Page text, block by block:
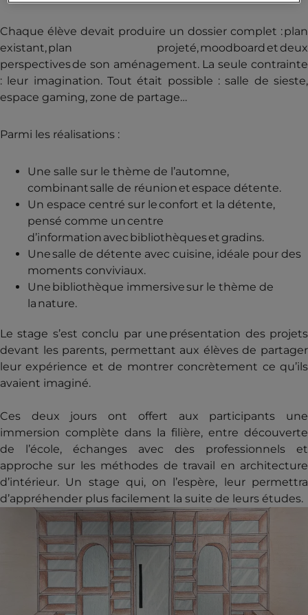
Chaque élève devait produire un dossier complet : plan
existant, plan projeté, moodboard et deux
perspectives de son aménagement. La seule contrainte
: leur imagination. Tout était possible : salle de sieste,
espace gaming, zone de partage…
Parmi les réalisations :
Une salle sur le thème de l’automne,
combinant salle de réunion et espace détente.
Un espace centré sur le confort et la détente,
pensé comme un centre
d’information avec bibliothèques et gradins.
Une salle de détente avec cuisine, idéale pour des
moments conviviaux.
Une bibliothèque immersive sur le thème de
la nature.
Le stage s’est conclu par une présentation des projets
devant les parents, permettant aux élèves de partager
leur expérience et de montrer concrètement ce qu’ils
avaient imaginé.
Ces deux jours ont offert aux participants une
immersion complète dans la filière, entre découverte
de l’école, échanges avec des professionnels et
approche sur les méthodes de travail en architecture
d’intérieur. Un stage qui, on l’espère, leur permettra
d’appréhender plus facilement la suite de leurs études.